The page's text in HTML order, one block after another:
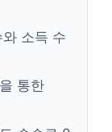
소득 수
통한